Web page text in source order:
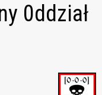
0ddział